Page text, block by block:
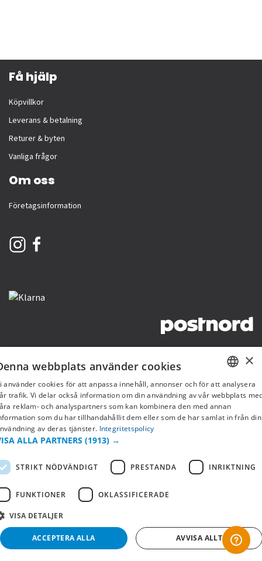
Få hjälp
Köpvillkor
Leverans & betalning
Returer & byten
Vanliga frågor
Om oss
Företagsinformation
SWEDISH
FI
×
webbplats använder cookies
använder cookies för att anpassa innehåll, annonser och för att analysera
trafik. Vi delar också information om din användning av vår webbplats
reklam- och analyspartners som kan kombinera den med annan
som du har tillhandahållit dem eller som de har samlat in från din
av deras tjänster. Integritetspolicy
ALLA PARTNERS (1913) →
STRIKT NÖDVÄNDIGT PRESTANDA INRIKTNING
FUNKTIONER OKLASSIFICERADE
VISA DETALJER
ACCEPTERA ALLA AVVISA ALLT